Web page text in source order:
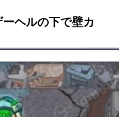
ヘルの下で壁カ